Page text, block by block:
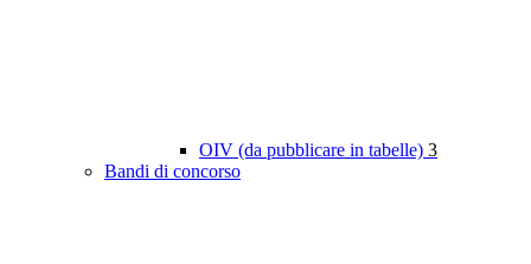
OIV (da pubblicare in tabelle) 3
Bandi di concorso